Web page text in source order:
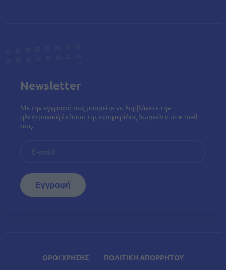
ΟΡΟΙ ΧΡΗΣΗΣ
ΠΟΛΙΤΙΚΗ ΑΠΟΡΡΗΤΟΥ
Newsletter
Με την εγγραφή σας μπορείτε να λαμβάνετε την
ηλεκτρονική έκδοση της εφημερίδας δωρεάν στο e-mail
σας.